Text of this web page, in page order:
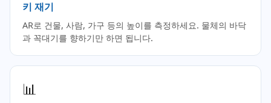
키 재기
AR로 건물, 사람, 가구 등의 높이를 측정하세요. 물체의 바닥
과 꼭대기를 향하기만 하면 됩니다.
📊